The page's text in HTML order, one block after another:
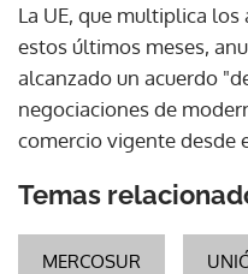
La UE, que multiplica
estos últimos meses,
alcanzado un acuerdo
negociaciones de
comercio vigente desde
Temas
MERCOSUR